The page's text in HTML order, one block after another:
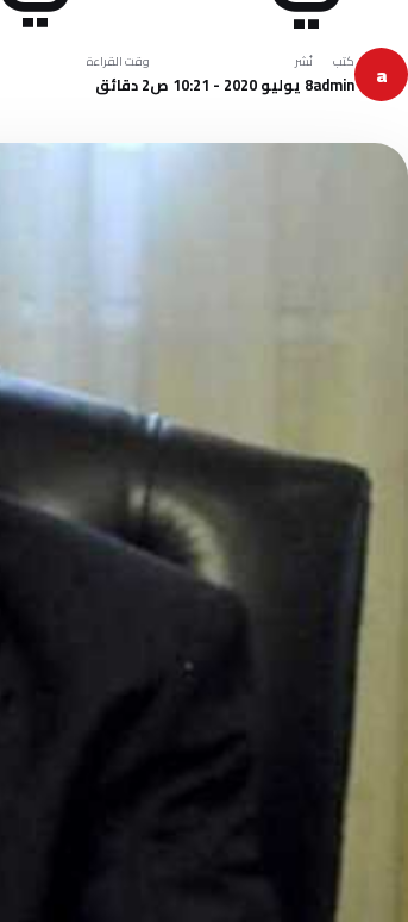
a كتب
admin
نُشر
8 يوليو 2020 - 10:21 ص
وقت القراءة
2 دقائق